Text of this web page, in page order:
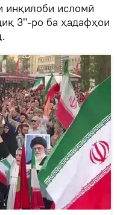
инқилоби исломӣ
3"-ро ба ҳадафҳои